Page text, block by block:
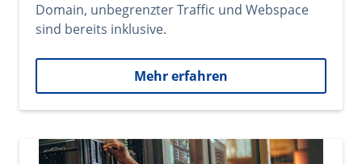
Domain, unbegrenzter Traffic und Webspace
sind bereits inklusive.
Mehr erfahren